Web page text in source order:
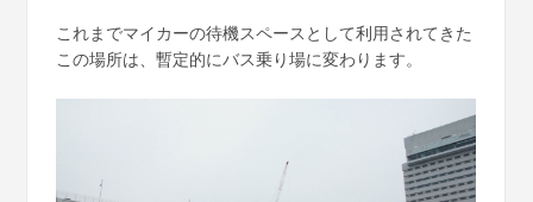
これまでマイカーの待機スペースとして利用されてきた
この場所は、暫定的にバス乗り場に変わります。